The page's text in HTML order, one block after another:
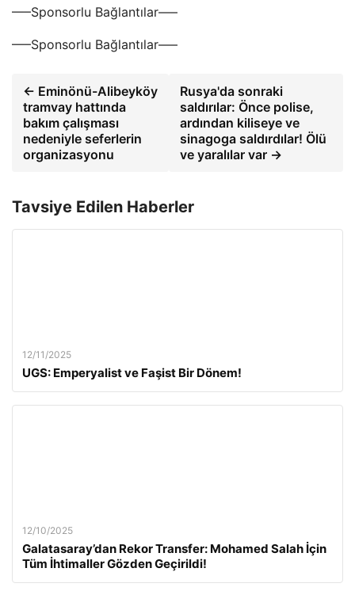
—–Sponsorlu Bağlantılar—–
—–Sponsorlu Bağlantılar—–
← Eminönü-Alibeyköy
tramvay hattında
bakım çalışması
nedeniyle seferlerin
organizasyonu
Rusya'da sonraki
saldırılar: Önce polise,
ardından kiliseye ve
sinagoga saldırdılar! Ölü
ve yaralılar var →
Tavsiye Edilen Haberler
12/11/2025
UGS: Emperyalist ve Faşist Bir Dönem!
12/10/2025
Galatasaray’dan Rekor Transfer: Mohamed Salah İçin
Tüm İhtimaller Gözden Geçirildi!